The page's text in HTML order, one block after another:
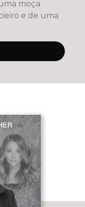
moça
e de uma